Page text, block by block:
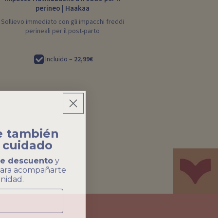
perineo | Haakaa
Sollievo immediato con gli impacchi freddi
perineali per il post-parto
Incluido – 22,99€
fa
maternità.
il tuo